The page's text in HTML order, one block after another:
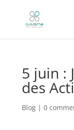
5 juin :
des
Blog| 0